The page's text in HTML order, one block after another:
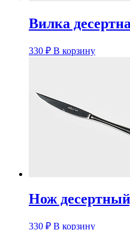
Вилка
330 ₽ В корзину
Нож
330 ₽ В корзину